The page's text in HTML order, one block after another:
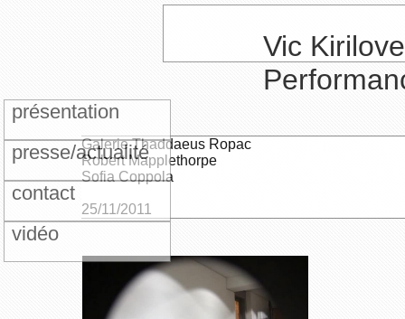
présentation
presse/actualité
contact
vidéo
Vic
Galerie Thaddaeus Ropac
Robert Mapplethorpe
Sofia Coppola
25/11/2011